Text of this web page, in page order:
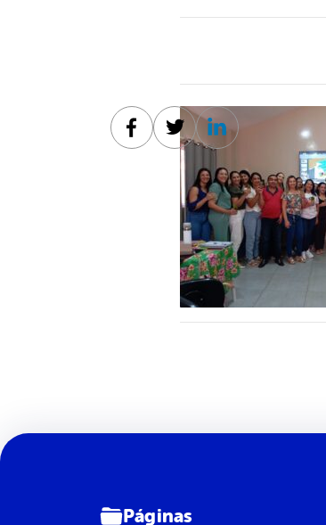
Facebook
TwitterLinkedin
Páginas